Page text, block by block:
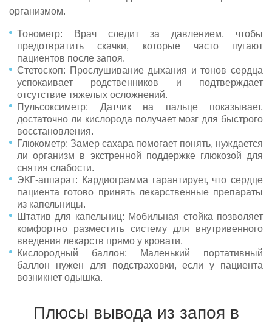
организмом.
Тонометр: Врач следит за давлением, чтобы
предотвратить скачки, которые часто пугают
пациентов после запоя.
Стетоскоп: Прослушивание дыхания и тонов сердца
успокаивает родственников и подтверждает
отсутствие тяжелых осложнений.
Пульсоксиметр: Датчик на пальце показывает,
достаточно ли кислорода получает мозг для быстрого
восстановления.
Глюкометр: Замер сахара помогает понять, нуждается
ли организм в экстренной поддержке глюкозой для
снятия слабости.
ЭКГ-аппарат: Кардиограмма гарантирует, что сердце
пациента готово принять лекарственные препараты
из капельницы.
Штатив для капельниц: Мобильная стойка позволяет
комфортно разместить систему для внутривенного
введения лекарств прямо у кровати.
Кислородный баллон: Маленький портативный
баллон нужен для подстраховки, если у пациента
возникнет одышка.
Плюсы вывода из запоя в